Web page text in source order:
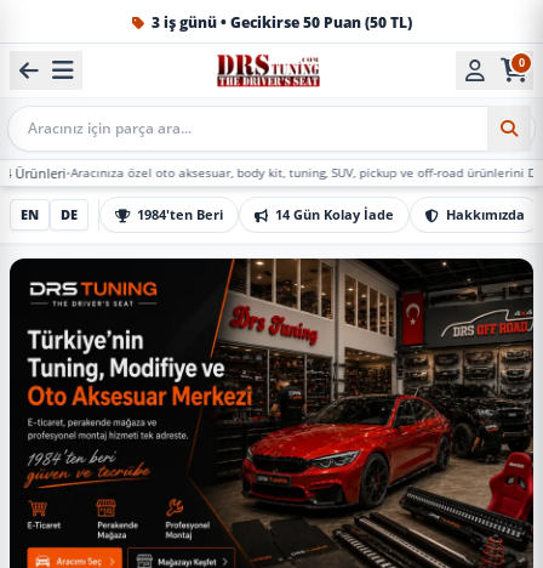
1984'ten beri Türkiye’nin en büyük oto aksesuar ve tuning
0
Mobil Arama
özel oto aksesuar, body kit, tuning, SUV, pickup ve off-road ürünlerini DRS Tuning’de
EN DE 1984'ten Beri 14 Gün Kolay İade Hakkımızda